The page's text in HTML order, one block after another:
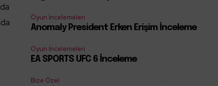
Oyun İncelemeleri
Anomaly President Erken Erişim İnceleme
Oyun İncelemeleri
EA SPORTS UFC 6 İnceleme
Bize Özel